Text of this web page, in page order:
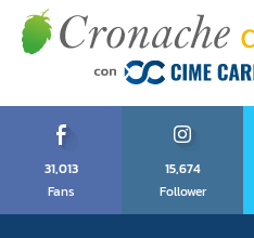
31,013
Fans
15,674
Follower